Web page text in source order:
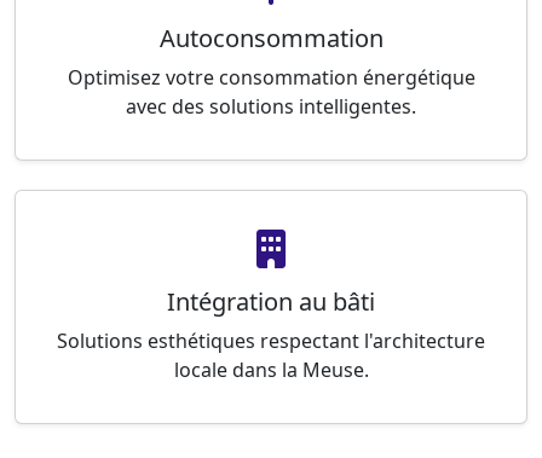
Autoconsommation
Optimisez votre consommation énergétique
avec des solutions intelligentes.
Intégration au bâti
Solutions esthétiques respectant l'architecture
locale dans la Meuse.